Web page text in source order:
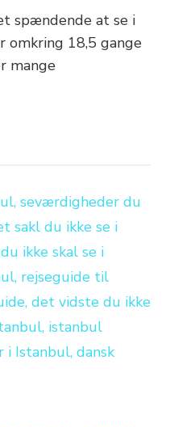
spændende at se i
omkring 18,5 gange
mange